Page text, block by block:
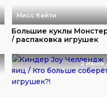
Мисс Кейти
Большие куклы
/ распаковка игрушек
2 июня